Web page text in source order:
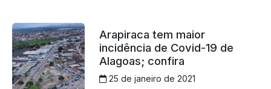
Arapiraca tem maior
incidência de Covid-19 de
Alagoas; confira
25 de janeiro de 2021